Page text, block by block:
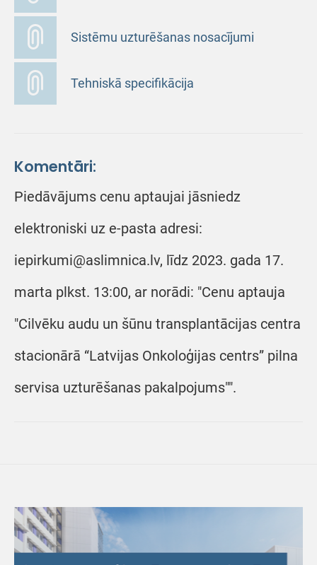
Sistēmu uzturēšanas nosacījumi
Tehniskā specifikācija
Komentāri:
Piedāvājums cenu aptaujai jāsniedz
elektroniski uz e-pasta adresi:
iepirkumi@aslimnica.lv, līdz 2023. gada 17.
marta plkst. 13:00, ar norādi: "Cenu aptauja
"Cilvēku audu un šūnu transplantācijas centra
stacionārā “Latvijas Onkoloģijas centrs” pilna
servisa uzturēšanas pakalpojums"".